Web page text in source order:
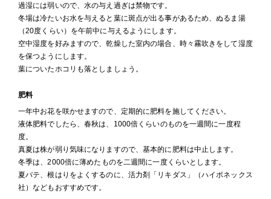
過湿には弱いので、水の与え過ぎは禁物です。
冬場は冷たいお水を与えると葉に斑点が出る事があるため、ぬるま湯
（20度くらい）を午前中に与えるようにします。
空中湿度を好みますので、乾燥した室内の場合、時々霧吹きをして湿度
を保つようにします。
葉についたホコリも落としましょう。
肥料
一年中お花を咲かせますので、定期的に肥料を施してください。
液体肥料でしたら、春秋は、1000倍くらいのものを一週間に一度程
度。
真夏は株が弱り気味になりますので、基本的に肥料は中止します。
冬季は、2000倍に薄めたものを二週間に一度くらいとします。
夏バテ、根はりをよくするのに、活力剤「リキダス」（ハイポネックス
社）などもおすすめです。